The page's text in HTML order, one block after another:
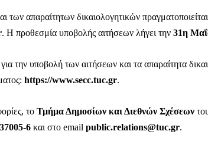
Εφημερίδα
των απαραίτητων δικαιολογητικών
. Η προθεσμία υποβολής αιτήσεων λήγει την 31η
την υποβολή των αιτήσεων και τα απαραίτητα
https://www.secc.tuc.gr.
το Τμήμα Δημοσίων και Διεθνών Σχέσεων
6 και στο email public.relations@tuc.gr.